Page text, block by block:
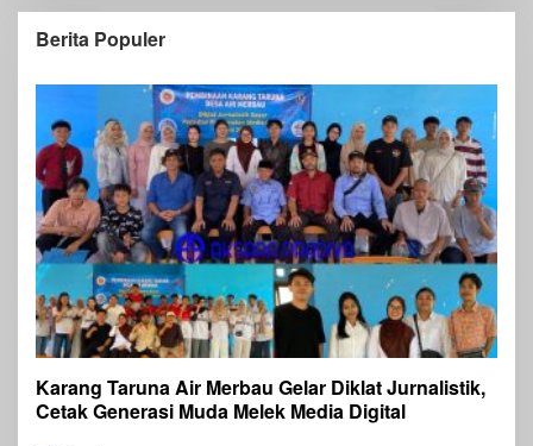
Berita Populer
Karang Taruna Air Merbau Gelar Diklat Jurnalistik,
Cetak Generasi Muda Melek Media Digital